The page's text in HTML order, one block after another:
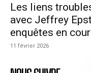
Les liens
avec Jeffrey
enquêtes en
11 février 2026